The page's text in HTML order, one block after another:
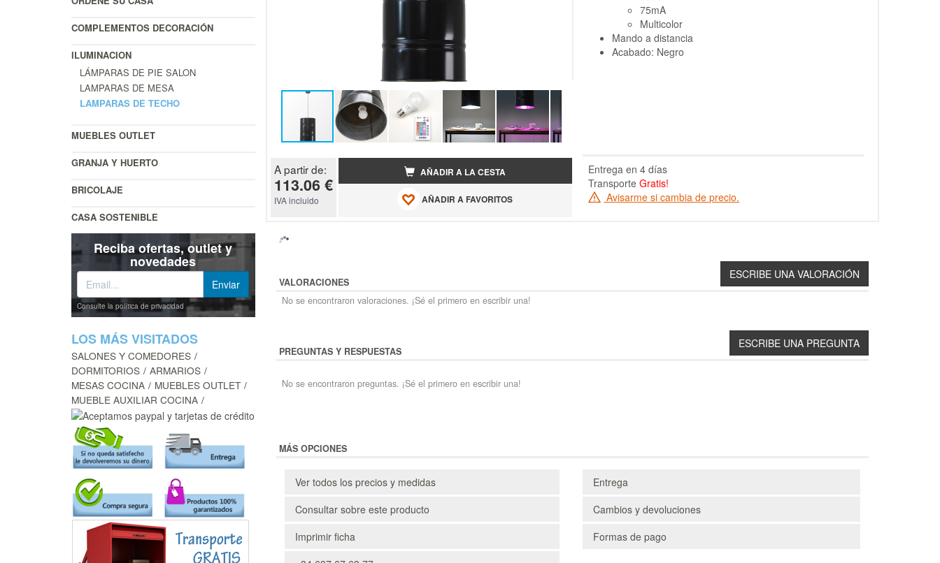
COMPLEMENTOS DECORACIÓN
ILUMINACION
LÁMPARAS DE PIE SALON
LAMPARAS DE MESA
LAMPARAS DE TECHO
MUEBLES OUTLET
GRANJA Y HUERTO
BRICOLAJE
CASA SOSTENIBLE
Reciba ofertas, outlet y
novedades
Consulte la política de privacidad
LOS MÁS VISITADOS
SALONES Y COMEDORES
DORMITORIOS
ARMARIOS
MESAS COCINA
MUEBLES OUTLET
MUEBLE AUXILIAR COCINA
75mA
Multicolor
Mando a distancia
Acabado: Negro
A partir de:
113.06 €
IVA incluido
AÑADIR A LA CESTA
AÑADIR A FAVORITOS
Entrega en 4 días
TransporteGratis!
Avisarme si cambia de precio.
VALORACIONES
No se encontraron valoraciones. ¡Sé el primero en escribir una!
PREGUNTAS Y RESPUESTAS
No se encontraron preguntas. ¡Sé el primero en escribir una!
MÁS OPCIONES
Ver todos los precios y medidas
Consultar sobre este producto
Imprimir ficha
Entrega
Cambios y devoluciones
Formas de pago